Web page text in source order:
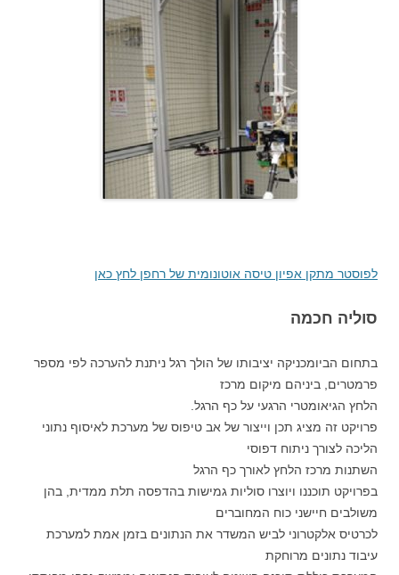
לפוסטר מתקן אפיון טיסה אוטונומית של רחפן לחץ כאן
סוליה חכמה
בתחום הביומכניקה יציבותו של הולך רגל ניתנת להערכה לפי מספר
פרמטרים, ביניהם מיקום מרכז
הלחץ הגיאומטרי הרגעי על כף הרגל.
פרויקט זה מציג תכן וייצור של אב טיפוס של מערכת לאיסוף נתוני
הליכה לצורך ניתוח דפוסי
השתנות מרכז הלחץ לאורך כף הרגל
בפרויקט תוכננו ויוצרו סוליות גמישות בהדפסה תלת ממדית, בהן
משולבים חיישני כוח המחוברים
לכרטיס אלקטרוני לביש המשדר את הנתונים בזמן אמת למערכת
עיבוד נתונים מרוחקת